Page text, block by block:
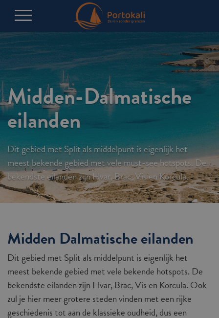
Midden-Dalmatische
eilanden
Dit gebied met Split als middelpunt is eigenlijk het
meest bekende gebied met vele must-see hotspots. De
bekendste eilanden zijn Hvar, Brac, Vis en Korcula.
Midden Dalmatische eilanden
Dit gebied met Split als middelpunt is eigenlijk het
meest bekende gebied met vele bekende hotspots. De
bekendste eilanden zijn Hvar, Brac, Vis en Korcula. Ook
zul je hier meer grotere steden vinden met een rijke
geschiedenis tot aan de klassieke oudheid, dus een